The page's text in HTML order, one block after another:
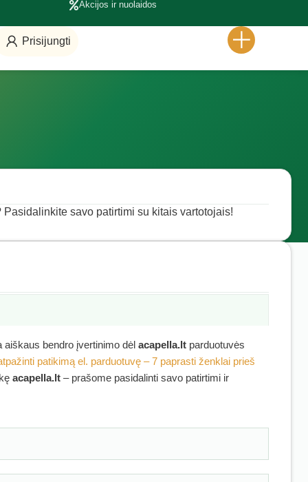
Akcijos ir nuolaidos
Prisijungti
savo patirtimi su kitais vartotojais!
aiškaus bendro įvertinimo dėl acapella.lt parduotuvės
patikimą el. parduotuvę – 7 paprasti ženklai prieš
acapella.lt – prašome pasidalinti savo patirtimi ir